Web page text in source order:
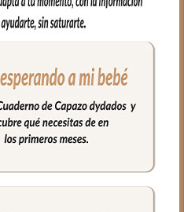
para una
para la salida
con goma
inferior para
lavadora,
abrasivos y